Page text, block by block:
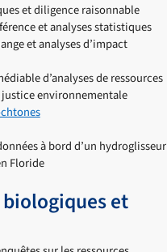
et diligence raisonnable
et analyses statistiques
et analyses d’impact
d’analyses de ressources
justice environnementale
biologiques et